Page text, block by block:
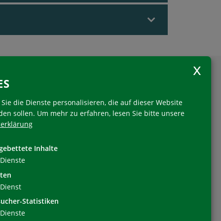
die Dienste personalisieren, die auf dieser Website
sollen. Um mehr zu erfahren, lesen Sie bitte unsere
Inhalte
Dienste
Dienst
Statistiken
Dienste